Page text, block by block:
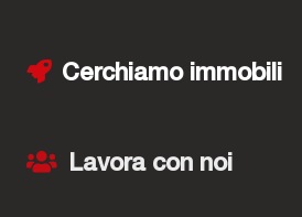
Cerchiamo immobili
Lavora con noi